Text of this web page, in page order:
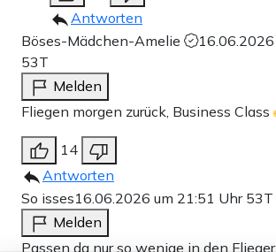
Antworten
Böses-Mädchen-Amelie
53T
Melden
Fliegen morgen zurück, Business Class
14
Antworten
So isses16.06.2026 um 21:51 Uhr 53T
Melden
Passen da nur so wenige in den